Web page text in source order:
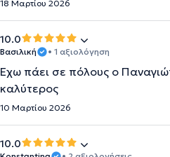
18 Μαρτίου 2026
10.0
Βασιλική • 1 αξιολόγηση
Έχω πάει σε πόλους ο
καλύτερος
10 Μαρτίου 2026
10.0